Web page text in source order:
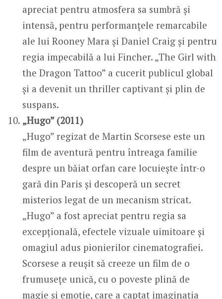
apreciat pentru atmosfera sa sumbră și
intensă, pentru performanțele remarcabile
ale lui Rooney Mara și Daniel Craig și pentru
regia impecabilă a lui Fincher. „The Girl with
the Dragon Tattoo” a cucerit publicul global
și a devenit un thriller captivant și plin de
suspans.
„Hugo” (2011)
„Hugo” regizat de Martin Scorsese este un
film de aventură pentru întreaga familie
despre un băiat orfan care locuiește într-o
gară din Paris și descoperă un secret
misterios legat de un mecanism stricat.
„Hugo” a fost apreciat pentru regia sa
excepțională, efectele vizuale uimitoare și
omagiul adus pionierilor cinematografiei.
Scorsese a reușit să creeze un film de o
frumusețe unică, cu o poveste plină de
magie și emoție, care a captat imaginația